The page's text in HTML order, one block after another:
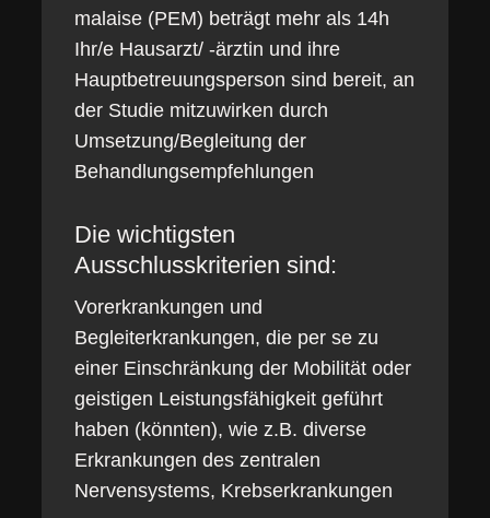
malaise (PEM) beträgt mehr als 14h
Ihr/e Hausarzt/ -ärztin und ihre
Hauptbetreuungsperson sind bereit, an
der Studie mitzuwirken durch
Umsetzung/Begleitung der
Behandlungsempfehlungen
Die wichtigsten
Ausschlusskriterien sind:
Vorerkrankungen und
Begleiterkrankungen, die per se zu
einer Einschränkung der Mobilität oder
geistigen Leistungsfähigkeit geführt
haben (könnten), wie z.B. diverse
Erkrankungen des zentralen
Nervensystems, Krebserkrankungen